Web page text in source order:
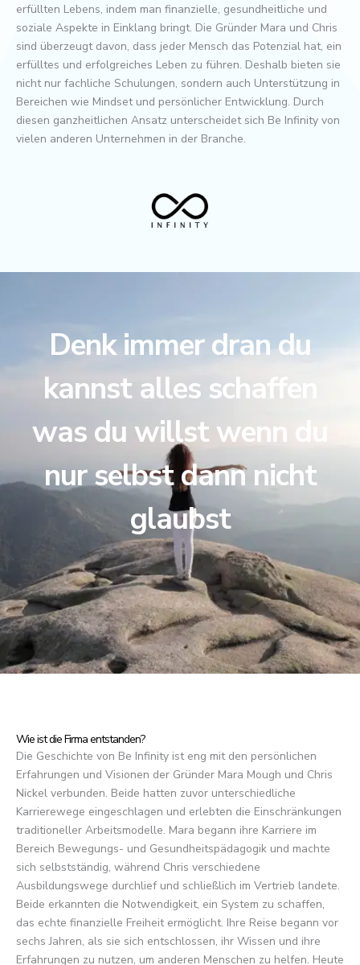
erfüllten Lebens, indem man finanzielle, gesundheitliche und
soziale Aspekte in Einklang bringt. Die Gründer Mara und Chris
sind überzeugt davon, dass jeder Mensch das Potenzial hat, ein
erfülltes und erfolgreiches Leben zu führen. Deshalb bieten sie
nicht nur fachliche Schulungen, sondern auch Unterstützung in
Bereichen wie Mindset und persönlicher Entwicklung. Durch
diesen ganzheitlichen Ansatz unterscheidet sich Be Infinity von
vielen anderen Unternehmen in der Branche.
Denk immer dran du
kannst alles schaffen
was du willst wenn du
nur selbst dann nicht
glaubst
Wie ist die Firma entstanden?
Die Geschichte von Be Infinity ist eng mit den persönlichen
Erfahrungen und Visionen der Gründer Mara Mough und Chris
Nickel verbunden. Beide hatten zuvor unterschiedliche
Karrierewege eingeschlagen und erlebten die Einschränkungen
traditioneller Arbeitsmodelle. Mara begann ihre Karriere im
Bereich Bewegungs- und Gesundheitspädagogik und machte
sich selbstständig, während Chris verschiedene
Ausbildungswege durchlief und schließlich im Vertrieb landete.
Beide erkannten die Notwendigkeit, ein System zu schaffen,
das echte finanzielle Freiheit ermöglicht. Ihre Reise begann vor
sechs Jahren, als sie sich entschlossen, ihr Wissen und ihre
Erfahrungen zu nutzen, um anderen Menschen zu helfen. Heute